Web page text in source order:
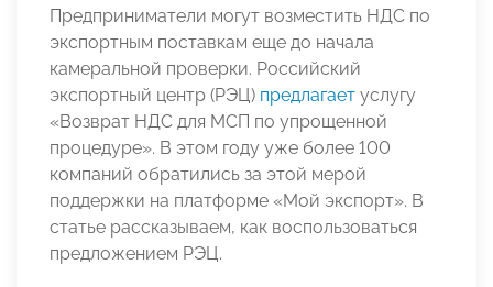
Предприниматели могут возместить НДС по
экспортным поставкам еще до начала
камеральной проверки. Российский
экспортный центр (РЭЦ) предлагает услугу
«Возврат НДС для МСП по упрощенной
процедуре». В этом году уже более 100
компаний обратились за этой мерой
поддержки на платформе «Мой экспорт». В
статье рассказываем, как воспользоваться
предложением РЭЦ.